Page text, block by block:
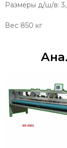
Размеры д/ш/в:
Вес 850 кг